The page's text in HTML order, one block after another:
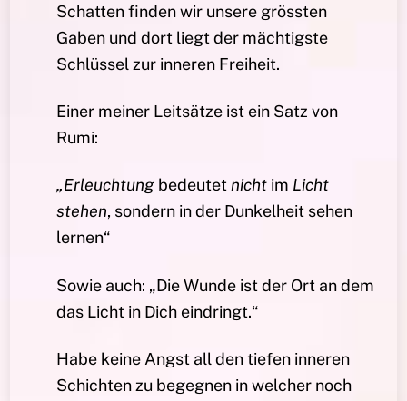
Schatten finden wir unsere grössten
Gaben und dort liegt der mächtigste
Schlüssel zur inneren Freiheit.
Einer meiner Leitsätze ist ein Satz von
Rumi:
„Erleuchtung bedeutetnicht im Licht
stehen, sondern in der Dunkelheit sehen
lernen“
Sowie auch: „Die Wunde ist der Ort an dem
das Licht in Dich eindringt.“
Habe keine Angst all den tiefen inneren
Schichten zu begegnen in welcher noch